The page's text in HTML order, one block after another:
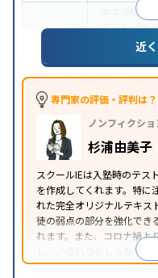
中学受験
テスト対策
(旧AO)対策
中高一貫校生
可能季節講
※2023年3月調査。小学校高学
近
専門家の評価・評判は？
ノンフィクシ
杉浦由美子
スクールIEは入塾時のテス
を作成してくれます。特に
れた完全オリジナルテキス
徒の弱点の部分を強化でき
れます。また、コロナ禍よ
し、ノウハウもしっかりと
な個別指導塾です。